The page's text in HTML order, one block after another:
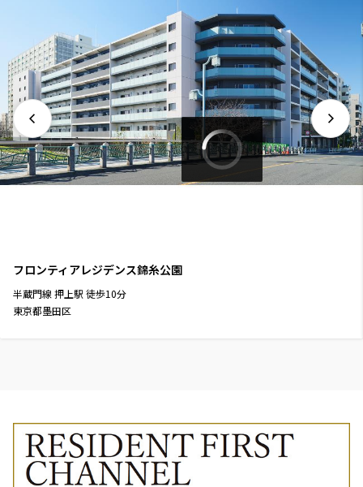
フロンティアレジデンス錦糸公園
半蔵門線 押上駅 徒歩10分
東京都墨田区